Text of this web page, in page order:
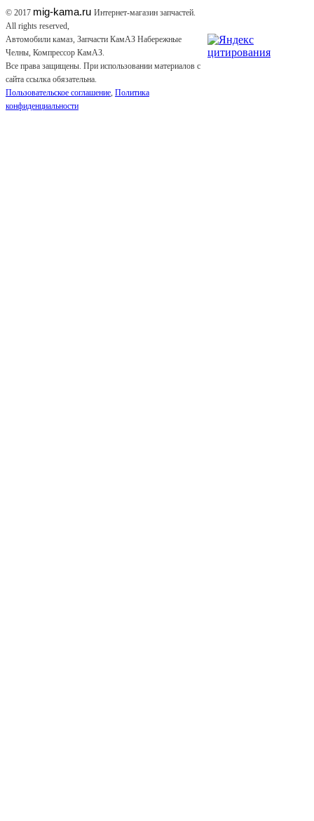
© 2017 mig-kama.ru Интернет-магазин запчастей.
All rights reserved,
Автомобили камаз, Запчасти КамАЗ Набережные
Челны, Компрессор КамАЗ.
Все права защищены. При использовании материалов с
сайта ссылка обязательна.
Пользовательское соглашение, Политика
конфиденциальности